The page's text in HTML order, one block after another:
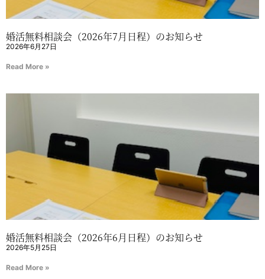
婚活無料相談会（2026年7月日程）のお知らせ
2026年6月27日
Read More »
婚活無料相談会（2026年6月日程）のお知らせ
2026年5月25日
Read More »